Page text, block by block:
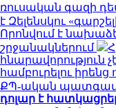
ռուսական գազի
է Զելենսկու
Որոնվում է
շրջանակներում
հնարավորություն
համբուրելու
ՔՊ-ական
դոլար է